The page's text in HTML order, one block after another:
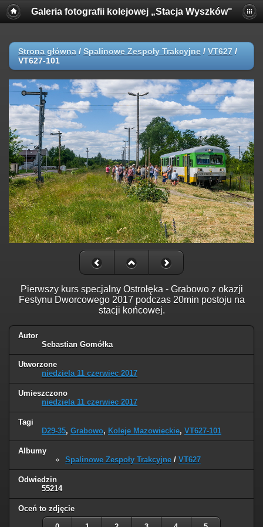
Galeria fotografii kolejowej „Stacja Wyszków"
Strona główna / Spalinowe Zespoły Trakcyjne / VT627 /
VT627-101
Pierwszy kurs specjalny Ostrołęka - Grabowo z okazji
Festynu Dworcowego 2017 podczas 20min postoju na
stacji końcowej.
Autor
Sebastian Gomółka
Utworzone
niedziela 11 czerwiec 2017
Umieszczono
niedziela 11 czerwiec 2017
Tagi
D29-35, Grabowo, Koleje Mazowieckie, VT627-101
Albumy
Spalinowe Zespoły Trakcyjne / VT627
Odwiedzin
55214
Oceń to zdjęcie